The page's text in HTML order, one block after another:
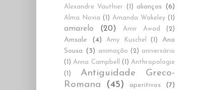
Alexandre Vauthier (1) alianças (6)
Alma Novia (1) Amanda Wakeley (1)
amarelo (20) Amir Awad (2)
Amsale (4) Amy Kuschel (1)
Ana
Sousa (3) animação (2) aniversário
(1) Anna Campbell (1) Anthropologie
(1)
Antiguidade Greco-
Romana
(45) aperitivos (7)